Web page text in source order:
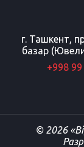
г. Ташкент,
базар
+998
© 2026